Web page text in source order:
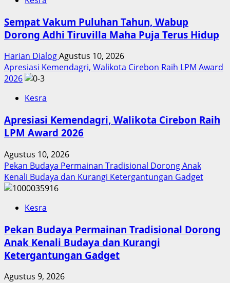
Sempat Vakum Puluhan Tahun, Wabup
Dorong Adhi Tiruvilla Maha Puja Terus Hidup
Harian DialogAgustus 10, 2026
Apresiasi Kemendagri, Walikota Cirebon Raih LPM Award
2026
Kesra
Apresiasi Kemendagri, Walikota Cirebon Raih
LPM Award 2026
Agustus 10, 2026
Pekan Budaya Permainan Tradisional Dorong Anak
Kenali Budaya dan Kurangi Ketergantungan Gadget
Kesra
Pekan Budaya Permainan Tradisional Dorong
Anak Kenali Budaya dan Kurangi
Ketergantungan Gadget
Agustus 9, 2026